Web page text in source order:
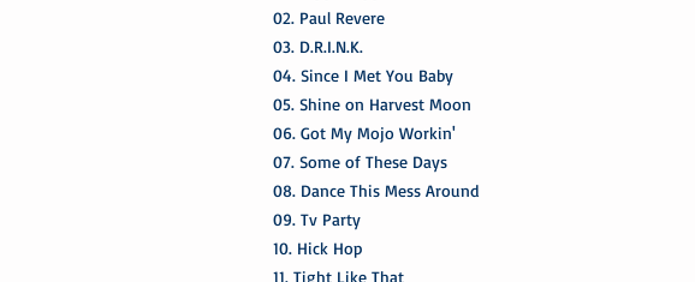
02. Paul Revere
03. D.R.I.N.K.
04. Since I Met You Baby
05. Shine on Harvest Moon
06. Got My Mojo Workin'
07. Some of These Days
08. Dance This Mess Around
09. Tv Party
10. Hick Hop
11. Tight Like That